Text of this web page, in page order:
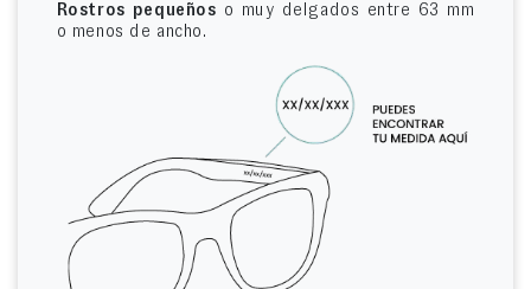
Rostros pequeños o muy delgados entre 63 mm
o menos de ancho.